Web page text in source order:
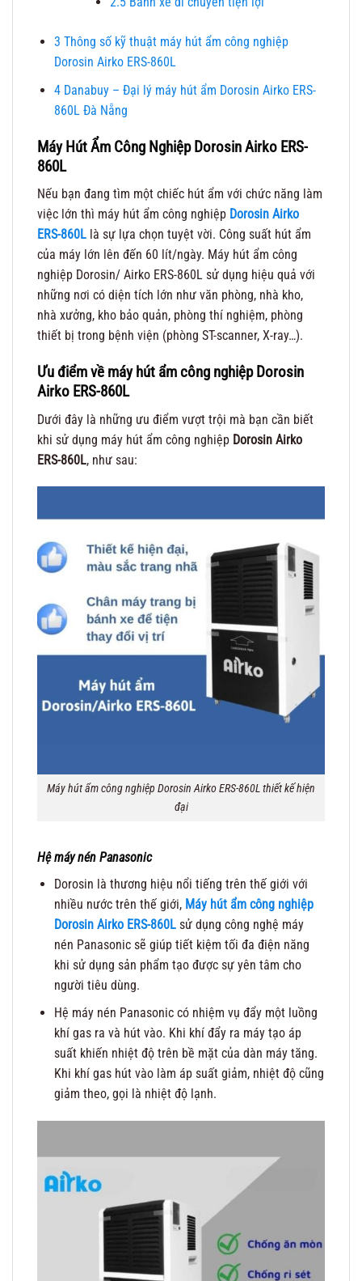
3 Thông số kỹ thuật máy hút ẩm công nghiệp
Dorosin Airko ERS-860L
4Danabuy – Đại lý máy hút ẩm Dorosin Airko ERS-
860L Đà Nẵng
Máy Hút Ẩm Công Nghiệp Dorosin Airko ERS-
860L
Nếu bạn đang tìm một chiếc hút ẩm với chức năng làm
việc lớn thì máy hút ẩm công nghiệp Dorosin Airko
ERS-860L là sự lựa chọn tuyệt vời. Công suất hút ẩm
của máy lớn lên đến 60 lít/ngày. Máy hút ẩm công
nghiệp Dorosin/ Airko ERS-860L sử dụng hiệu quả với
những nơi có diện tích lớn như văn phòng, nhà kho,
nhà xưởng, kho bảo quản, phòng thí nghiệm, phòng
thiết bị trong bệnh viện (phòng ST-scanner, X-ray…).
Ưu điểm về máy hút ẩm công nghiệp Dorosin
Airko ERS-860L
Dưới đây là những ưu điểm vượt trội mà bạn cần biết
khi sử dụng máy hút ẩm công nghiệp Dorosin Airko
ERS-860L, như sau:
Máy hút ẩm công nghiệp Dorosin Airko ERS-860L thiết kế hiện
đại
Hệ máy nén Panasonic
Dorosin là thương hiệu nổi tiếng trên thế giới với
nhiều nước trên thế giới, Máy hút ẩm công nghiệp
Dorosin Airko ERS-860Lsử dụng công nghệ máy
nén Panasonic sẽ giúp tiết kiệm tối đa điện năng
khi sử dụng sản phẩm tạo được sự yên tâm cho
người tiêu dùng.
Hệ máy nén Panasonic có nhiệm vụ đẩy một luồng
khí gas ra và hút vào. Khi khí đẩy ra máy tạo áp
suất khiến nhiệt độ trên bề mặt của dàn máy tăng.
Khi khí gas hút vào làm áp suất giảm, nhiệt độ cũng
giảm theo, gọi là nhiệt độ lạnh.